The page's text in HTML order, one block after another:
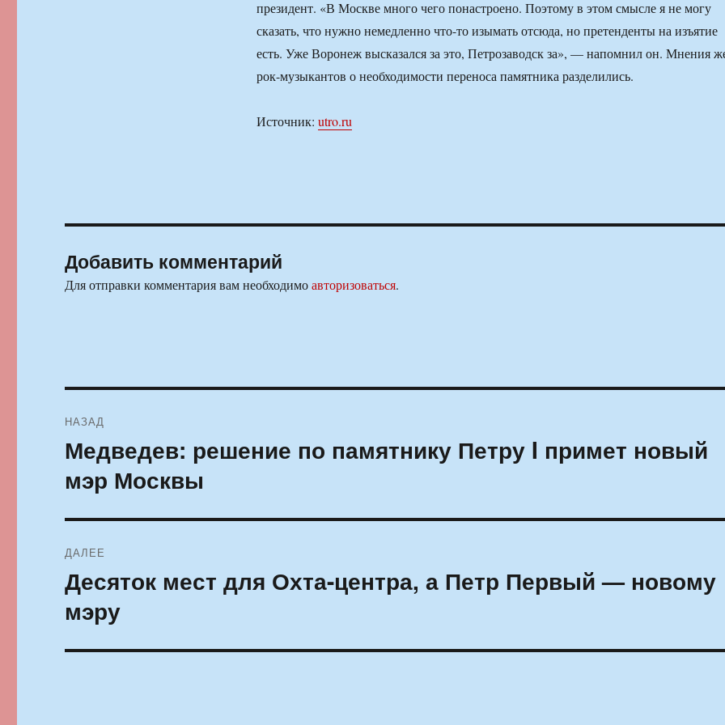
президент. «В Москве много чего понастроено. Поэтому в этом смысле я не могу
сказать, что нужно немедленно что-то изымать отсюда, но претенденты на изъятие
есть. Уже Воронеж высказался за это, Петрозаводск за», — напомнил он. Мнения
рок-музыкантов о необходимости переноса памятника разделились.
Источник: utro.ru
Добавить комментарий
Для отправки комментария вам необходимоавторизоваться.
по
записям
НАЗАД
Предыдущая
запись:
Медведев: решение по памятнику Петру I примет новый
мэр Москвы
ДАЛЕЕ
Следующая
запись:
Десяток мест для Охта-центра, а Петр Первый — новому
мэру